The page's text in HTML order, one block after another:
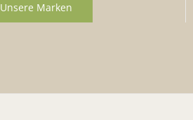
Unsere Marken